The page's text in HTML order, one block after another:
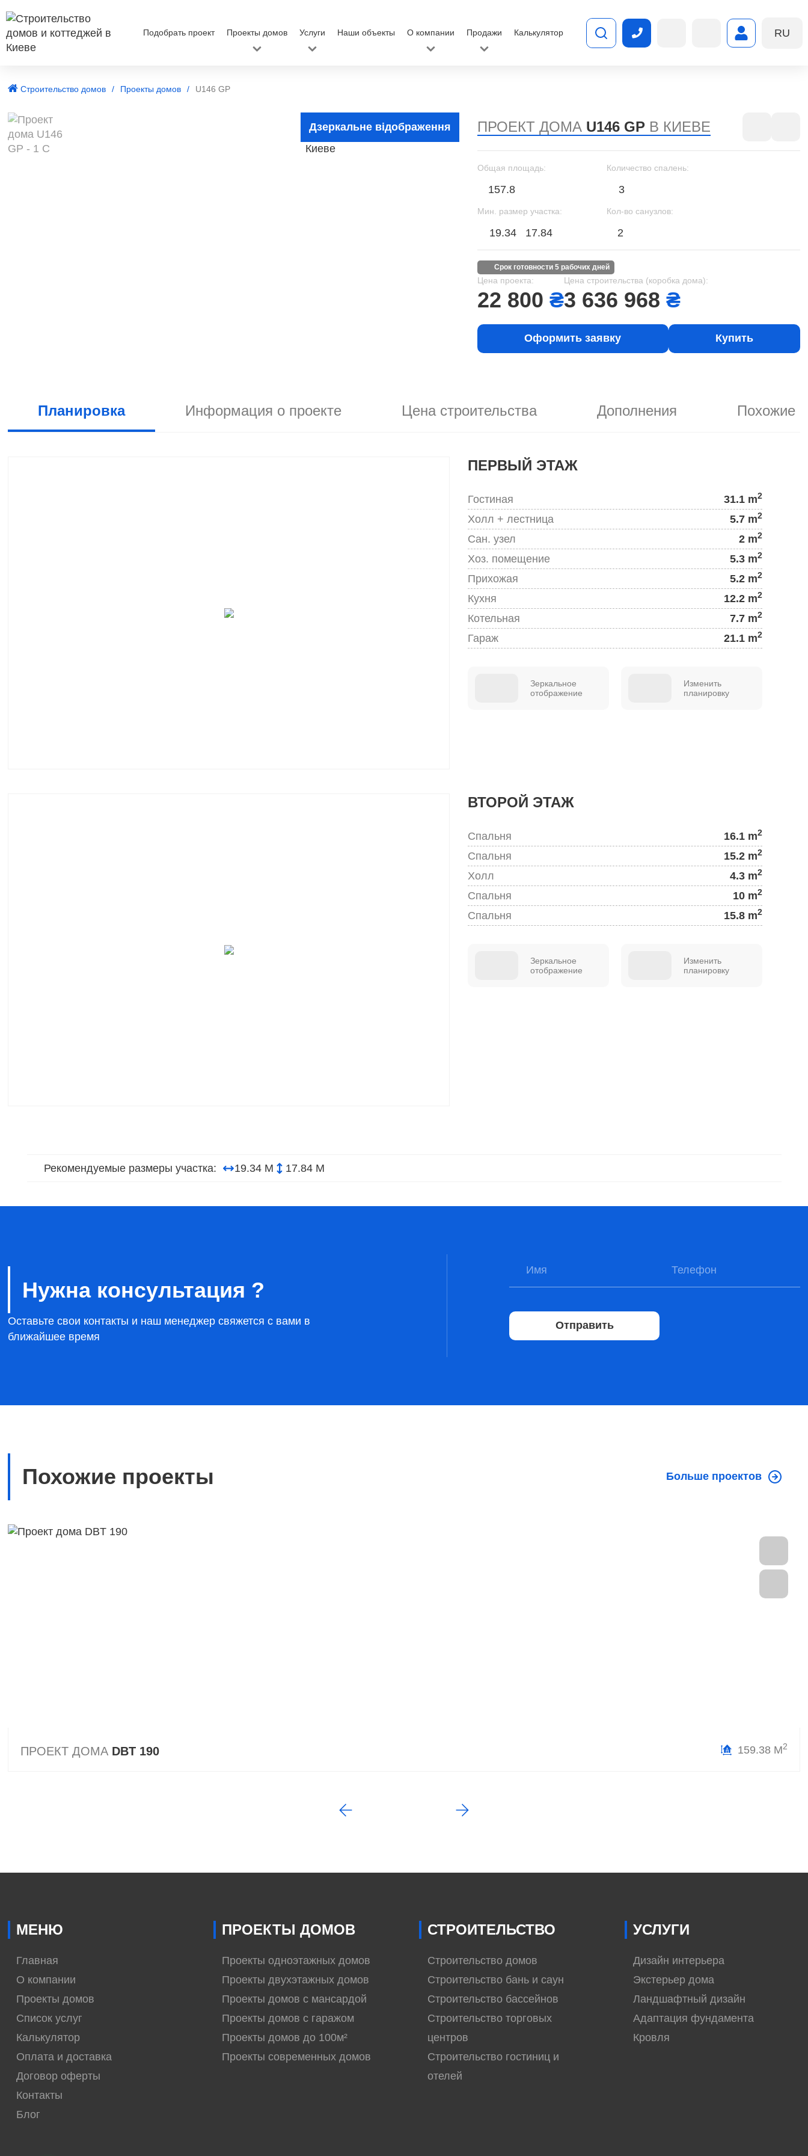
Подобрать проект Проекты домов Услуги Наши объекты О компании Продажи Калькулятор RU
Строительство домов Проекты домов U146 GP
Дзеркальне відображення ПРОЕКТ ДОМА U146 GP В КИЕВЕ
Общая площадь:
157.8
Количество спалень:
3
Мин. размер участка:
19.34 17.84
Кол-во санузлов:
2
срок готовности 5 рабочих дней
Цена проекта:
22 800 ₴
Цена строительства (коробка дома):
3 636 968 ₴
Оформить заявку Купить
Планировка Информация о проекте Цена строительства Дополнения Похожие
ПЕРВЫЙ ЭТАЖ
Гостиная 31.1 m2
Холл + лестница 5.7 m2
Сан. узел 2 m2
Хоз. помещение 5.3 m2
Прихожая 5.2 m2
Кухня 12.2 m2
Котельная 7.7 m2
Гараж 21.1 m2
Зеркальное
отображение
Изменить
планировку
ВТОРОЙ ЭТАЖ
Спальня 16.1 m2
Спальня 15.2 m2
Холл 4.3 m2
Спальня 10 m2
Спальня 15.8 m2
Зеркальное
отображение
Изменить
планировку
Рекомендуемые размеры участка: 19.34 М 17.84 М
Нужна консультация ?
Оставьте свои контакты и наш менеджер свяжется с вами в
ближайшее время
Отправить
Похожие проекты Больше проектов
ПРОЕКТ ДОМА DBT 190 159.38 М2
МЕНЮ
Главная
О компании
Проекты домов
Список услуг
Калькулятор
Оплата и доставка
Договор оферты
Контакты
Блог
ПРОЕКТЫ ДОМОВ
Проекты одноэтажных домов
Проекты двухэтажных домов
Проекты домов с мансардой
Проекты домов с гаражом
Проекты домов до 100м²
Проекты современных домов
СТРОИТЕЛЬСТВО
Строительство домов
Строительство бань и саун
Строительство бассейнов
Строительство торговых
центров
Строительство гостиниц и
отелей
УСЛУГИ
Дизайн интерьера
Экстерьер дома
Ландшафтный дизайн
Адаптация фундамента
Кровля